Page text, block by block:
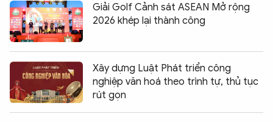
Giải Golf Cảnh sát ASEAN Mở rộng
2026 khép lại thành công
Xây dựng Luật Phát triển công
nghiệp văn hoá theo trình tự, thủ tục
rút gọn